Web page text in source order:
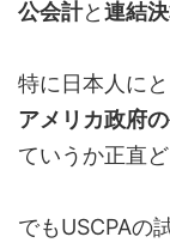
公会計と連結
特に日本人に
アメリカ政府
ていうか正直
でもUSCPAの